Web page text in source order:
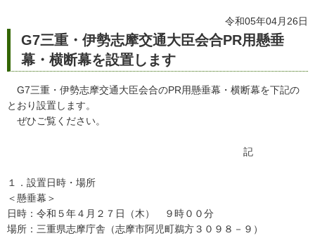
令和05年04月26日
G7三重・伊勢志摩交通大臣会合PR用懸垂
幕・横断幕を設置します
G7三重・伊勢志摩交通大臣会合のPR用懸垂幕・横断幕を下記の
とおり設置します。
ぜひご覧ください。
記
１．設置日時・場所
＜懸垂幕＞
日時：令和５年４月２７日（木） ９時００分
場所：三重県志摩庁舎（志摩市阿児町鵜方３０９８－９）